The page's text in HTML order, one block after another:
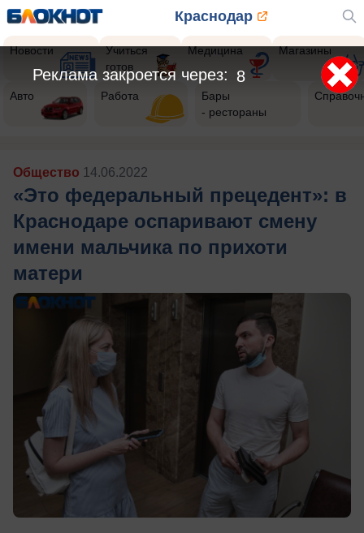
Краснодар
Новости
Учиться
готов
Медицина Магазины
Авто Работа
Бары
- рестораны
Общество 14.06.2022
«Это федеральный прецедент»: в
Краснодаре оспаривают смену
имени мальчика по прихоти
матери
7
Реклама закроется через: